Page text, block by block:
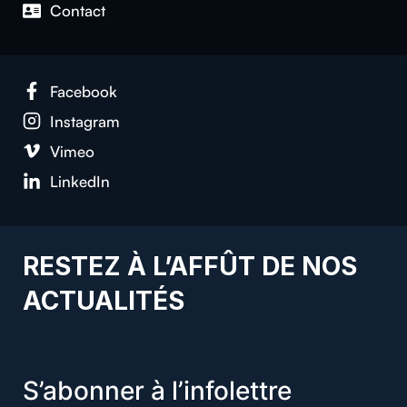
Con­tact
Face­book
Insta­gram
Vimeo
LinkedIn
RESTEZ À L’AFFÛT DE NOS
ACTUALITÉS
S’abonner à l’infolettre